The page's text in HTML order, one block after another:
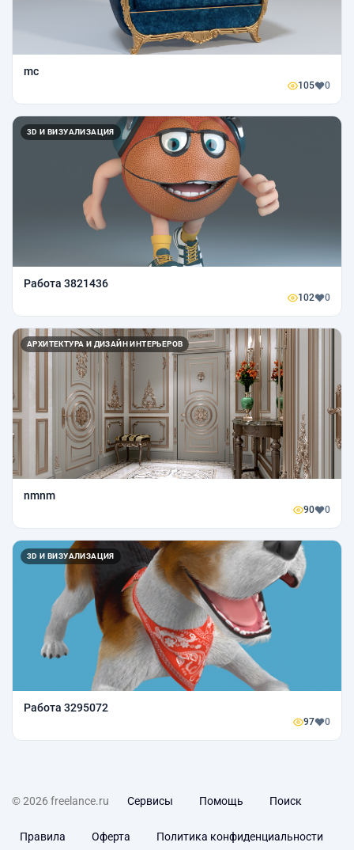
mc
105 0
3D И ВИЗУАЛИЗАЦИЯ
Работа 3821436
102 0
АРХИТЕКТУРА И ДИЗАЙН ИНТЕРЬЕРОВ
nmnm
90 0
3D И ВИЗУАЛИЗАЦИЯ
Работа 3295072
97 0
© 2026 freelance.ru Сервисы Помощь Поиск
Правила Оферта Политика конфиденциальности